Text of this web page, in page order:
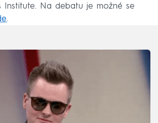
Institute. Na debatu je možné se
.